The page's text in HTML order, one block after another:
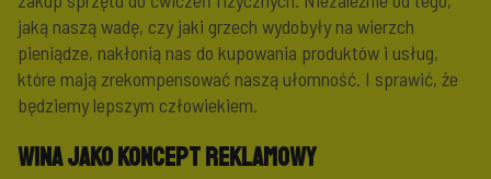
jaką naszą wadę, czy jaki grzech wydobyły na wierzch
pieniądze, nakłonią nas do kupowania produktów i usług,
które mają zrekompensować naszą ułomność. I sprawić, że
będziemy lepszym człowiekiem.
Wina jako koncept reklamowy